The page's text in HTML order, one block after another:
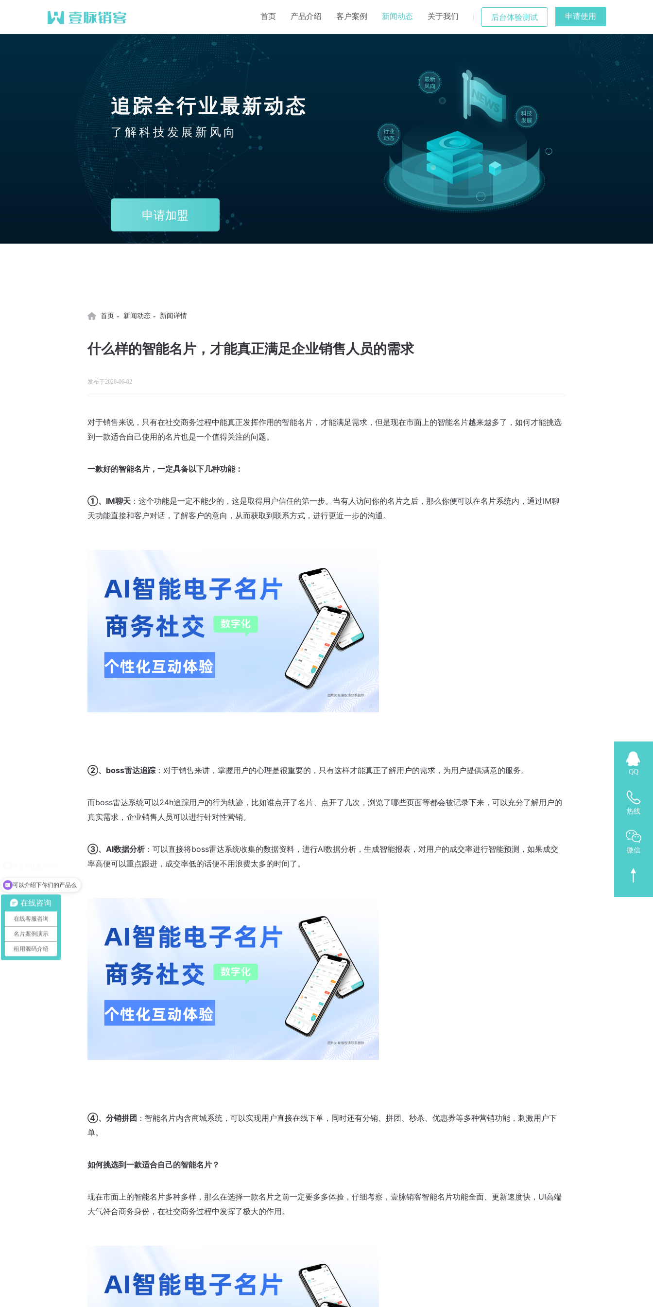
首页 产品介绍 客户案例 新闻动态 关于我们 后台体验测试 申请使用
追踪全行业最新动态
了解科技发展新风向
申请加盟
QQ
热线
微信
首页 - 新闻动态 - 新闻详情
什么样的智能名片，才能真正满足企业销售人员的需求
发布于2020-06-02
对于销售来说，只有在社交商务过程中能真正发挥作用的智能名片，才能满足需求，但是现在市面上的智能名片越来越多了，如何才能挑选
到一款适合自己使用的名片也是一个值得关注的问题。
一款好的智能名片，一定具备以下几种功能：
①、IM聊天 ：这个功能是一定不能少的，这是取得用户信任的第一步。当有人访问你的名片之后，那么你便可以在名片系统内，通过IM聊
天功能直接和客户对话，了解客户的意向，从而获取到联系方式，进行更近一步的沟通。
②、boss雷达追踪 ：对于销售来讲，掌握用户的心理是很重要的，只有这样才能真正了解用户的需求，为用户提供满意的服务。
而boss雷达系统可以24h追踪用户的行为轨迹，比如谁点开了名片、点开了几次，浏览了哪些页面等都会被记录下来，可以充分了解用户的
真实需求，企业销售人员可以进行针对性营销。
③、AI数据分析：可以直接将boss雷达系统收集的数据资料，进行AI数据分析，生成智能报表，对用户的成交率进行智能预测，如果成交
率高便可以重点跟进，成交率低的话便不用浪费太多的时间了。
④、分销拼团 ：智能名片内含商城系统，可以实现用户直接在线下单，同时还有分销、拼团、秒杀、优惠券等多种营销功能，刺激用户下
单。
如何挑选到一款适合自己的智能名片？
现在市面上的智能名片多种多样，那么在选择一款名片之前一定要多多体验，仔细考察，壹脉销客智能名片功能全面、更新速度快，UI高端
大气符合商务身份，在社交商务过程中发挥了极大的作用。
在线咨询
在线客服咨询
名片案例演示
租用源码介绍
可以介绍下你们的产品么